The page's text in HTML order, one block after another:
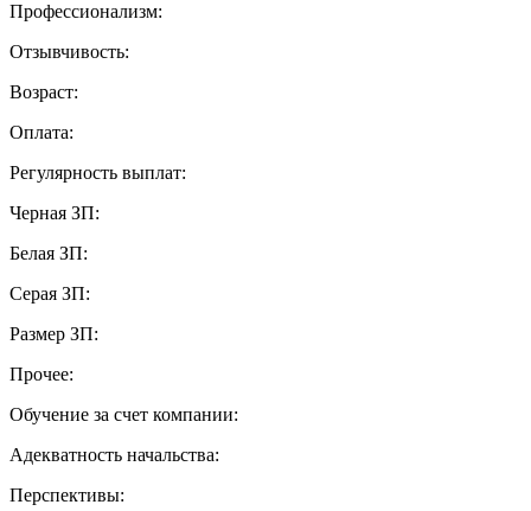
Профессионализм:
Отзывчивость:
Возраст:
Оплата:
Регулярность выплат:
Черная ЗП:
Белая ЗП:
Серая ЗП:
Размер ЗП:
Прочее:
Обучение за счет компании:
Адекватность начальства:
Перспективы: